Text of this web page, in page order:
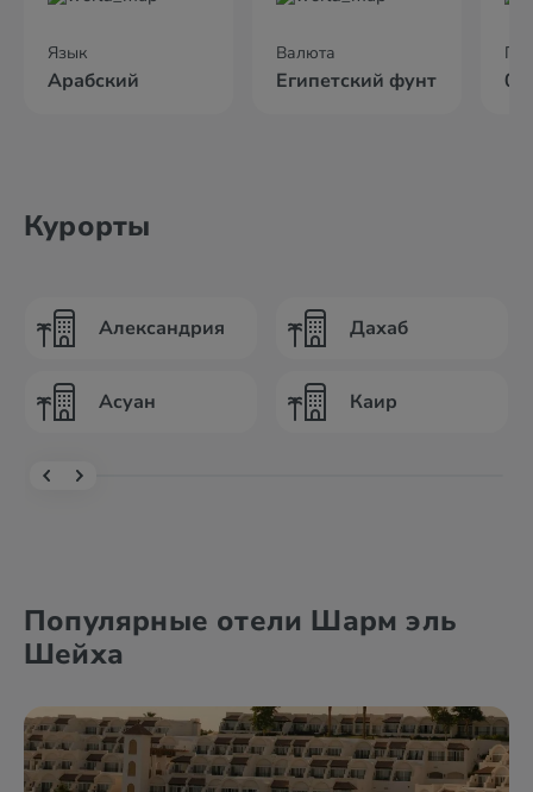
Язык
Арабский
Валюта
Египетский фунт
Курорты
Александрия
Асуан
Дахаб
Каир
Популярные отели Шарм эль
Шейха